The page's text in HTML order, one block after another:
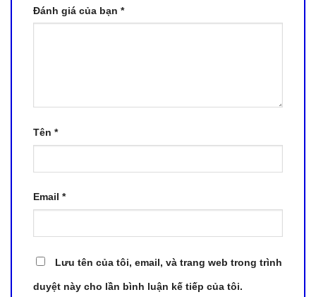
Đánh giá của bạn *
Tên *
Email *
Lưu tên của tôi, email, và trang web trong trình
duyệt này cho lần bình luận kế tiếp của tôi.